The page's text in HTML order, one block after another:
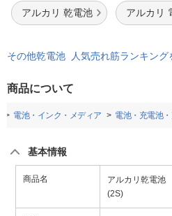
アルカリ 乾電池 アルカリ
その他乾電池 人気売れ筋ランキング
商品について
電池・インク・メディア 電池・充電池
基本情報
商品名
アルカリ乾電
(2S)